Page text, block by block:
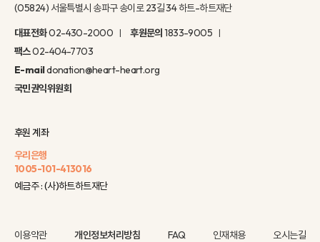
(05824) 서울특별시 송파구 송이로 23길 34 하트-하트재단
대표전화02-430-2000 후원문의1833-9005
팩스02-404-7703
E-maildonation@heart-heart.org
국민권익위원회
후원 계좌
우리은행
1005-101-413016
예금주 : (사)하트하트재단
이용약관 개인정보처리방침 FAQ 인재채용 오시는길